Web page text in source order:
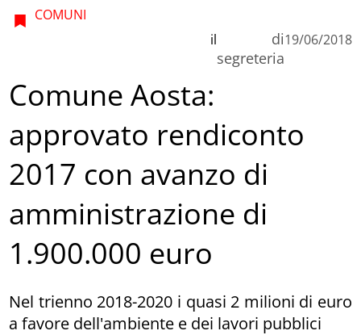
COMUNI
di
segreteria
il 19/06/2018
Comune Aosta:
approvato rendiconto
2017 con avanzo di
amministrazione di
1.900.000 euro
Nel trienno 2018-2020 i quasi 2 milioni di euro
a favore dell'ambiente e dei lavori pubblici